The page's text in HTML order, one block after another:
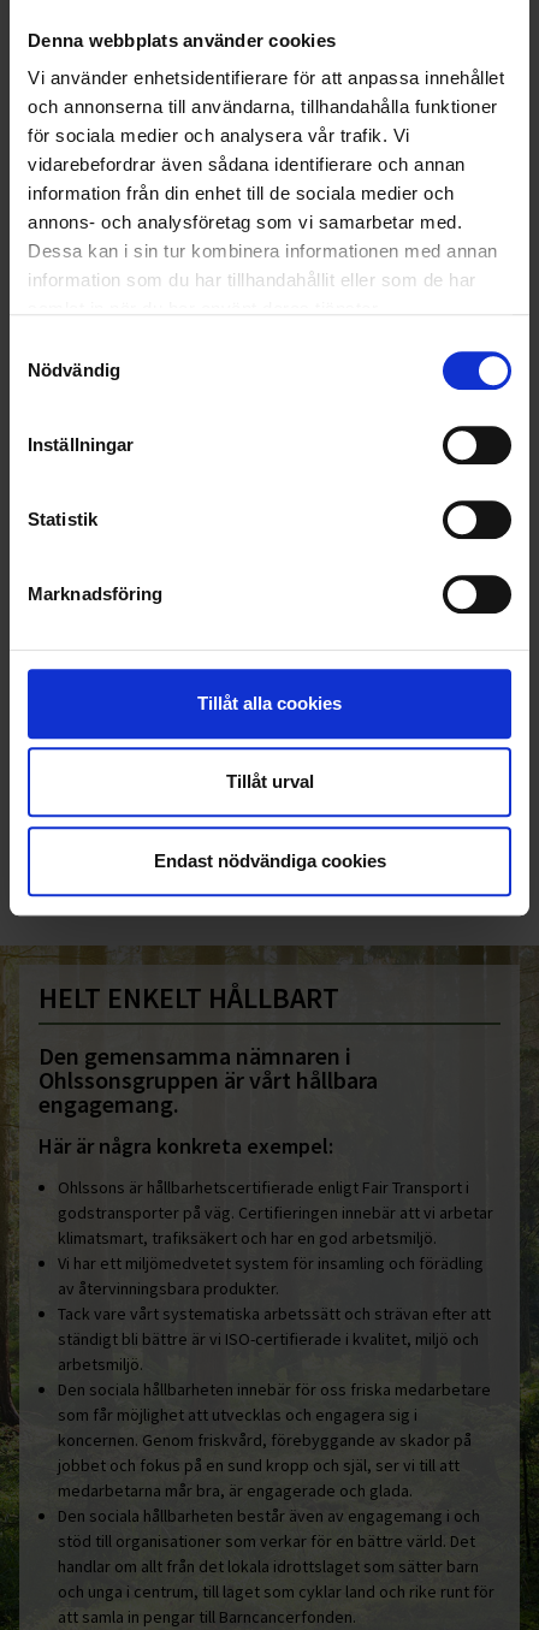
Denna webbplats använder cookies
Vi använder enhetsidentifierare för att anpassa innehållet
och annonserna till användarna, tillhandahålla funktioner
för sociala medier och analysera vår trafik. Vi
vidarebefordrar även sådana identifierare och annan
information från din enhet till de sociala medier och
annons- och analysföretag som vi samarbetar med.
Dessa kan i sin tur kombinera informationen med annan
information som du har tillhandahållit eller som de har
Nödvändig
Inställningar
Statistik
Marknadsföring
Tillåt alla cookies
Tillåt urval
Endast nödvändiga cookies
OHLSSONS REGION SYD
OHLSSONS REGION VÄST
OHLSSONSKOLLEGOR
RENHÅLLNING
VELLINGE
010-45 00 200​
HELT ENKELT HÅLLBART
Den gemensamma nämnaren i
Ohlssonsgruppen är vårt hållbara
engagemang.
Här är några konkreta exempel:
Ohlssons är hållbarhetscertifierade enligt Fair Transport i
godstransporter på väg. Certifieringen innebär att vi arbetar
klimatsmart, trafiksäkert och har en god arbetsmiljö.
Vi har ett miljömedvetet system för insamling och förädling
av återvinningsbara produkter.
Tack vare vårt systematiska arbetssätt och strävan efter att
ständigt bli bättre är vi ISO-certifierade i kvalitet, miljö och
arbetsmiljö.
Den sociala hållbarheten innebär för oss friska medarbetare
som får möjlighet att utvecklas och engagera sig i
koncernen. Genom friskvård, förebyggande av skador på
jobbet och fokus på en sund kropp och själ, ser vi till att
medarbetarna mår bra, är engagerade och glada.
Den sociala hållbarheten består även av engagemang i och
stöd till organisationer som verkar för en bättre värld. Det
handlar om allt från det lokala idrottslaget som sätter barn
och unga i centrum, till laget som cyklar land och rike runt för
att samla in pengar till Barncancerfonden.